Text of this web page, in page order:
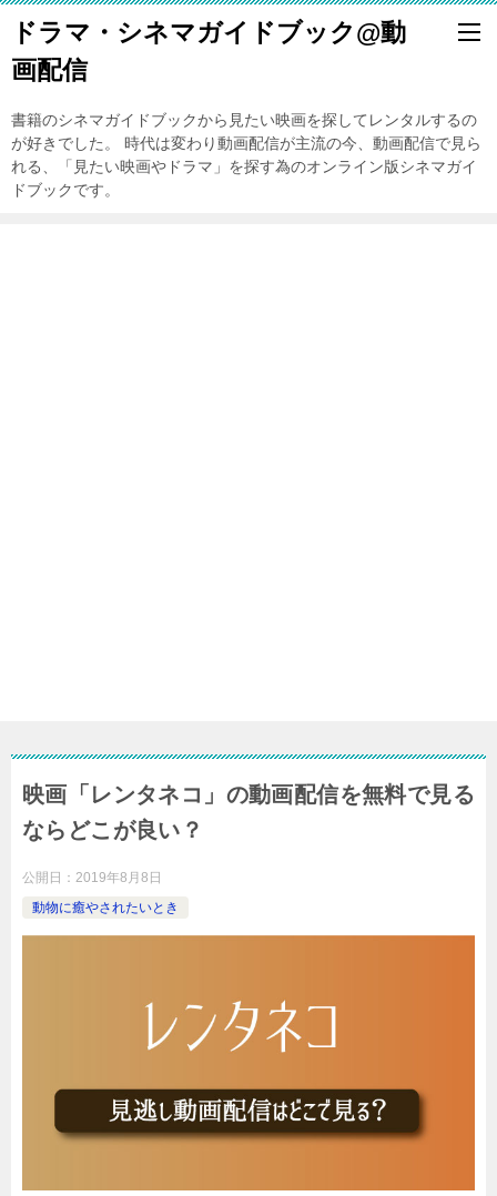
ドラマ・シネマガイドブック@動
画配信
書籍のシネマガイドブックから見たい映画を探してレンタルするの
が好きでした。 時代は変わり動画配信が主流の今、動画配信で見ら
れる、「見たい映画やドラマ」を探す為のオンライン版シネマガイ
ドブックです。
映画「レンタネコ」の動画配信を無料で見る
ならどこが良い？
公開日： 2019年8月8日
動物に癒やされたいとき